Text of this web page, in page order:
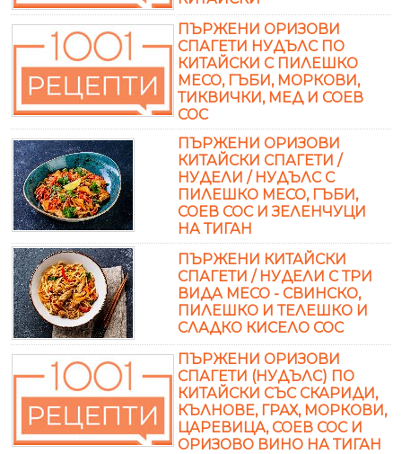
ПЪРЖЕНИ ОРИЗОВИ
СПАГЕТИ НУДЪЛС ПО
КИТАЙСКИ С ПИЛЕШКО
МЕСО, ГЪБИ, МОРКОВИ,
ТИКВИЧКИ, МЕД И СОЕВ
СОС
ПЪРЖЕНИ ОРИЗОВИ
КИТАЙСКИ СПАГЕТИ /
НУДЕЛИ / НУДЪЛС С
ПИЛЕШКО МЕСО, ГЪБИ,
СОЕВ СОС И ЗЕЛЕНЧУЦИ
НА ТИГАН
ПЪРЖЕНИ КИТАЙСКИ
СПАГЕТИ / НУДЕЛИ С ТРИ
ВИДА МЕСО - СВИНСКО,
ПИЛЕШКО И ТЕЛЕШКО И
СЛАДКО КИСЕЛО СОС
ПЪРЖЕНИ ОРИЗОВИ
СПАГЕТИ (НУДЪЛС) ПО
КИТАЙСКИ СЪС СКАРИДИ,
КЪЛНОВЕ, ГРАХ, МОРКОВИ,
ЦАРЕВИЦА, СОЕВ СОС И
ОРИЗОВО ВИНО НА ТИГАН